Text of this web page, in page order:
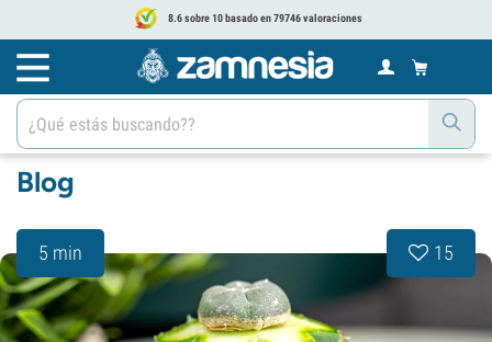
8.6 sobre 10 basado en 79746 valoraciones
Blog
5 min 15